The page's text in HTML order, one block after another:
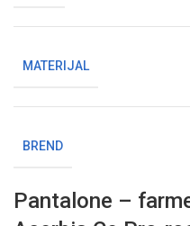
MATERIJAL
BREND
Pantalone –